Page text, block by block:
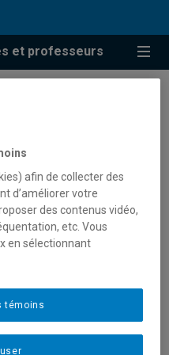
et professeurs
afin de collecter des
d’améliorer votre
des contenus vidéo,
etc. Vous
en sélectionnant
témoins